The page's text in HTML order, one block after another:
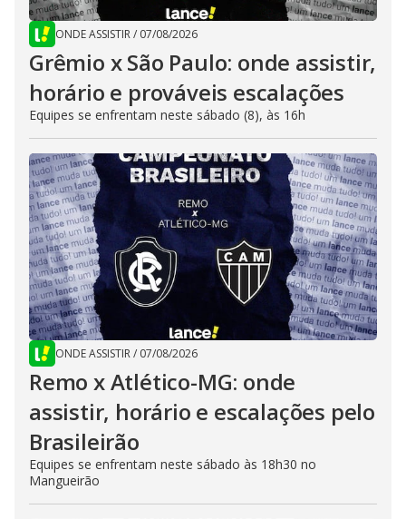
ONDE ASSISTIR/ 07/08/2026
Grêmio x São Paulo: onde assistir,
horário e prováveis escalações
Equipes se enfrentam neste sábado (8), às 16h
ONDE ASSISTIR/ 07/08/2026
Remo x Atlético-MG: onde
assistir, horário e escalações pelo
Brasileirão
Equipes se enfrentam neste sábado às 18h30 no
Mangueirão